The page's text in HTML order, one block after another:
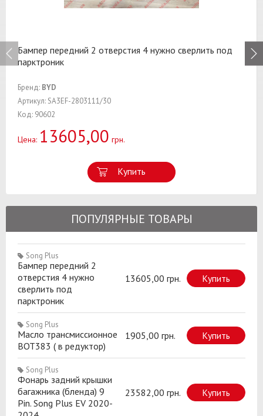
Бампер передний 2 отверстия 4 нужно сверлить под
парктроник
Бренд: BYD
Артикул: SA3EF-2803111/30
Код: 90602
Цена: 13605,00 грн.
Купить
ПОПУЛЯРНЫЕ ТОВАРЫ
Song Plus
Бампер передний 2
отверстия 4 нужно
сверлить под
парктроник
13605,00 грн. Купить
Song Plus
Масло трансмиссионное
BOT383 ( в редуктор)
1905,00 грн. Купить
Song Plus
Фонарь задний крышки
багажника (бленда) 9
Pin. Song Plus EV 2020-
23582,00 грн. Купить